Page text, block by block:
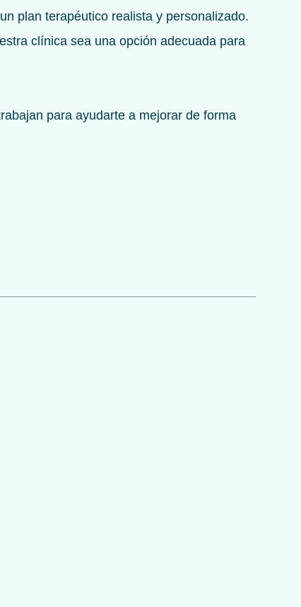
plan terapéutico realista y personalizado.
clínica sea una opción adecuada para
para ayudarte a mejorar de forma